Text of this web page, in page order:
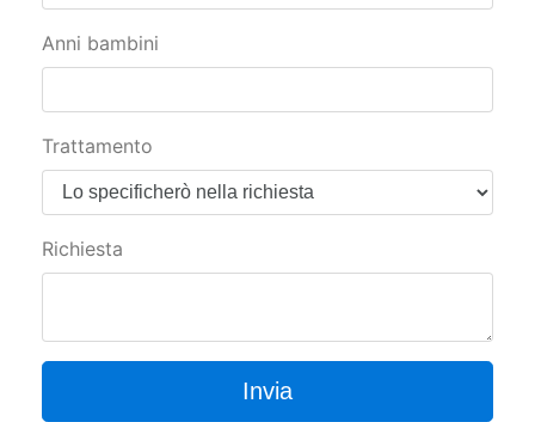
Anni bambini
Trattamento
Richiesta
Invia